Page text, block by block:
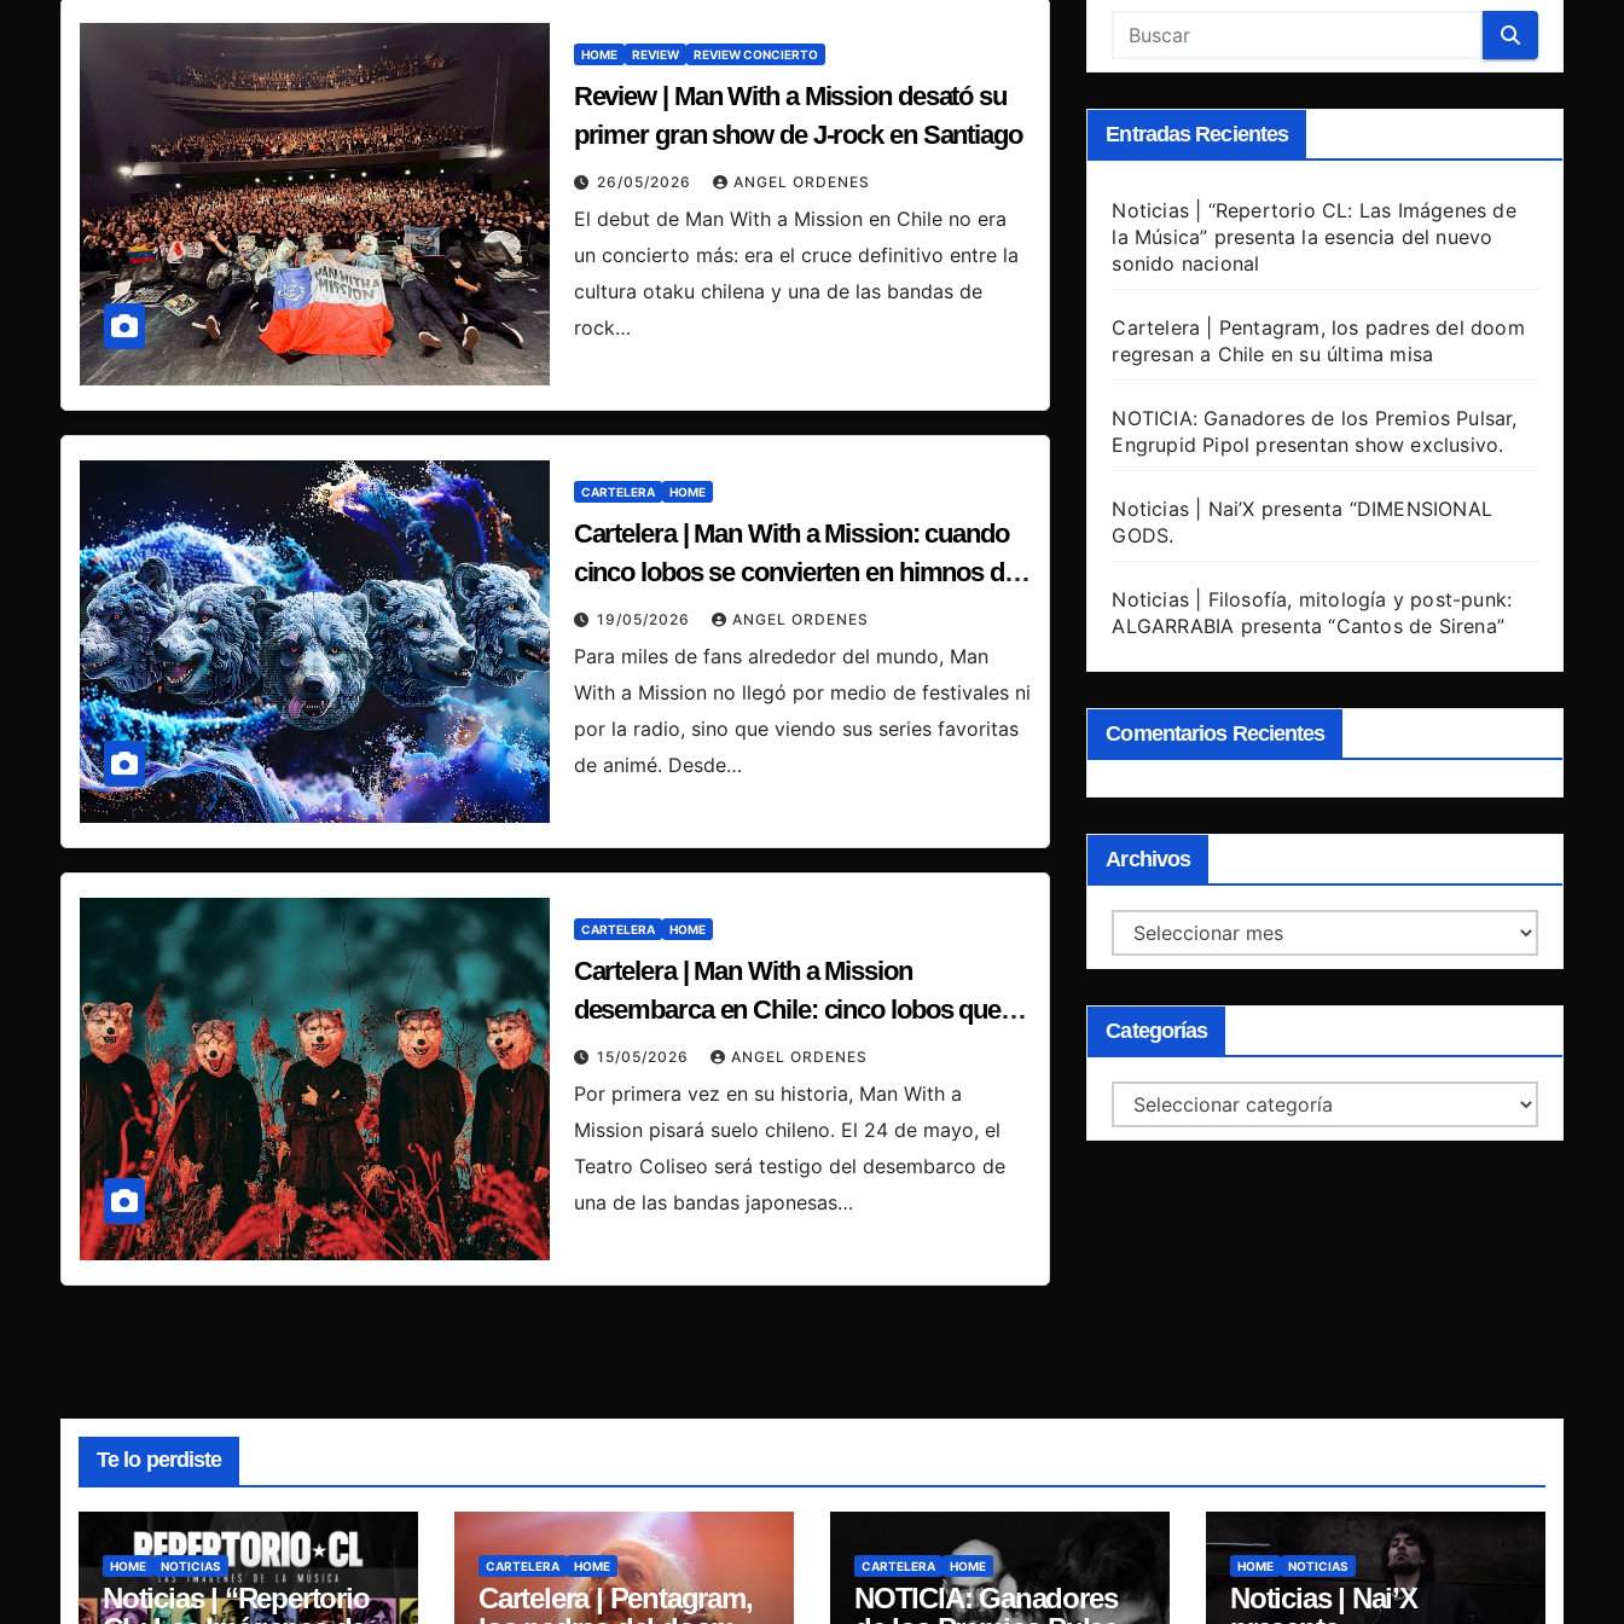
HOME REVIEW REVIEW CONCIERTO
Review | Man With a Mission desató su
primer gran show de J‑rock en Santiago
26/05/2026 ANGEL ORDENES
El debut de Man With a Mission en Chile no era
un concierto más: era el cruce definitivo entre la
cultura otaku chilena y una de las bandas de
rock…
CARTELERA HOME
Cartelera | Man With a Mission: cuando
cinco lobos se convierten en himnos del
animé contemporáneo
19/05/2026 ANGEL ORDENES
Para miles de fans alrededor del mundo, Man
With a Mission no llegó por medio de festivales ni
por la radio, sino que viendo sus series favoritas
de animé. Desde…
CARTELERA HOME
Cartelera | Man With a Mission
desembarca en Chile: cinco lobos que
nacieron para romper los moldes de la
música
15/05/2026 ANGEL ORDENES
Por primera vez en su historia, Man With a
Mission pisará suelo chileno. El 24 de mayo, el
Teatro Coliseo será testigo del desembarco de
una de las bandas japonesas…
Entradas Recientes
Noticias | “Repertorio CL: Las Imágenes de
la Música” presenta la esencia del nuevo
sonido nacional
Cartelera | Pentagram, los padres del doom
regresan a Chile en su última misa
NOTICIA: Ganadores de los Premios Pulsar,
Engrupid Pipol presentan show exclusivo.
Noticias | Nai’X presenta “DIMENSIONAL
GODS.
Noticias | Filosofía, mitología y post-punk:
ALGARRABIA presenta “Cantos de Sirena”
Comentarios Recientes
Archivos
Archivos
Categorías
Categorías
Te lo perdiste
HOME NOTICIAS
Noticias | “Repertorio
CARTELERA HOME
Cartelera | Pentagram,
CARTELERA HOME
NOTICIA: Ganadores
HOME NOTICIAS
Noticias | Nai’X